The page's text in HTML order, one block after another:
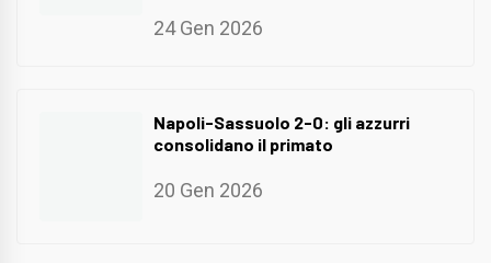
24 Gen 2026
Napoli-Sassuolo 2-0: gli azzurri
consolidano il primato
20 Gen 2026